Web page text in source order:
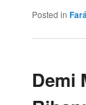
Posted in
Demi